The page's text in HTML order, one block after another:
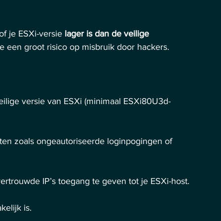
je ESXi-versie lager is dan de veilige
een groot risico op misbruik door hackers.
versie van ESXi (minimaal ESXi80U3d-
zoals ongeautoriseerde loginpogingen of
IP’s toegang te geven tot je ESXi-host.
is.